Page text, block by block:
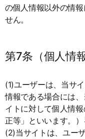
の個人情報以外の情
せん。
第7条（個人情
(1)ユーザーは、当サ
情報である場合には
イトに対して個人情
正等」といいます。）
(2)当サイトは、ユー